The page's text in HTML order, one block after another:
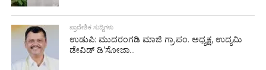
ಪ್ರಾದೇಶಿಕ ಸುದ್ದಿಗಳು
ಉಡುಪಿ: ಮುದರಂಗಡಿ ಮಾಜಿ ಗ್ರಾ.ಪಂ. ಅಧ್ಯಕ್ಷ, ಉದ್ಯಮಿ
ಡೇವಿಡ್ ಡಿ’ಸೋಜಾ...